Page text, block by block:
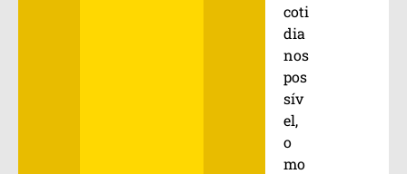
coti
dia
nos
pos
sív
el,
o
mo